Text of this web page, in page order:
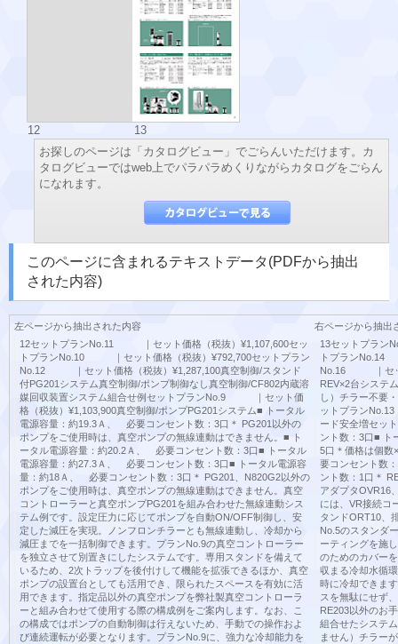
12
13
お探しのページは「カタログビュー」でごらんいただけます。カ
タログビューではweb上でパラパラめくりながらカタログをごらん
になれます。
このページに含まれるテキストデータ(PDFから抽出
された内容)
左ページから抽出された内容
12セットプランNo.11 ｜セット価格（税抜）¥1,107,600セッ
トプランNo.10 ｜セット価格（税抜）¥792,700セットプラン
No.12 ｜セット価格（税抜）¥1,287,100真空制御/スタンド
付PG201システム真空制御/ポンプ制御なし真空制御/CF802内蔵溶
媒回収装置システム組合せ例セットプランNo.9 ｜セット価
格（税抜）¥1,103,900真空制御/ポンプPG201システム■ トータル
電源容量：約19.3Ａ、 必要コンセント数：3口＊ PG201以外の
ポンプをご使用時は、真空ポンプの無線連動はできません。■ ト
ータル電源容量：約20.2Ａ、 必要コンセント数：3口■ トータル
電源容量：約27.3Ａ、 必要コンセント数：3口■ トータル電源容
量：約18Ａ、 必要コンセント数：3口＊ PG201、N820G2以外の
ポンプをご使用時は、真空ポンプの無線連動はできません。真空
コントローラーと真空ポンプPG201を組み合わせた無線連動シス
テム例です。設定圧力に応じてポンプを自動ON/OFF制御し、安
定した減圧を実現。ノンフロンチラーとも無線連動し、冷却から
減圧までを一括制御できます。プランNo.9の真空コントローラー
を独立させて別置きにしたシステムです。専用スタンドを備えて
いるため、2次トラップを後付けして機能を拡張できるほか、真空
ポンプの設置台としても活用でき、限られたスペースを有効に活
用できます。指定品以外の真空ポンプを弊社製真空コントローラ
ーと組み合わせて使用する際の構成例をご案内します。なお、こ
の構成ではポンプの自動制御は行えないため、手動での操作およ
び連続運転が必要となります。プランNo.9に、強力な冷却能力を
右ページから抽出
13セットプラ
トプランNo.14
No.16 ｜セッ
REV×2台システ
し）チラー不要
ットプラン
ード安全増セッ
ント数：3口■ ト
5口＊価格は個
要コンセント数
ント数：1口＊
アダプタOVR16
には、VR接続コ
タンドORT10、
No.5のスタンダ
ーティングを施
のためのカバー
収まる冷却水循
時に冷却できま
スを無駄にせず
RE203以外のお
組合せたシステ
ません）チラー